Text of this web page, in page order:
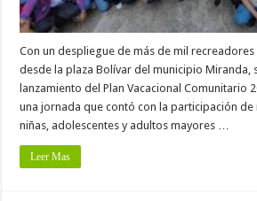
Con un despliegue de más de mil
desde la plaza Bolívar del municipio Miranda,
lanzamiento del Plan Vacacional Comunitario
una jornada que contó con la participación de
niñas, adolescentes y adultos mayores …
Leer Mas